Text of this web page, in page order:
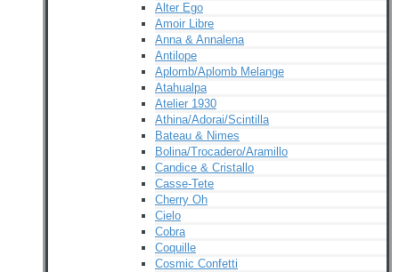
Alter Ego
Amoir Libre
Anna & Annalena
Antilope
Aplomb/Aplomb Melange
Atahualpa
Atelier 1930
Athina/Adorai/Scintilla
Bateau & Nimes
Bolina/Trocadero/Aramillo
Candice & Cristallo
Casse-Tete
Cherry Oh
Cielo
Cobra
Coquille
Cosmic Confetti